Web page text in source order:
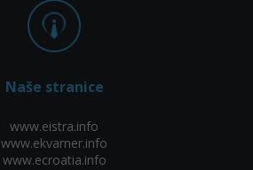
Naše stranice
www.eistra.info
www.ekvarner.info
www.ecroatia.info